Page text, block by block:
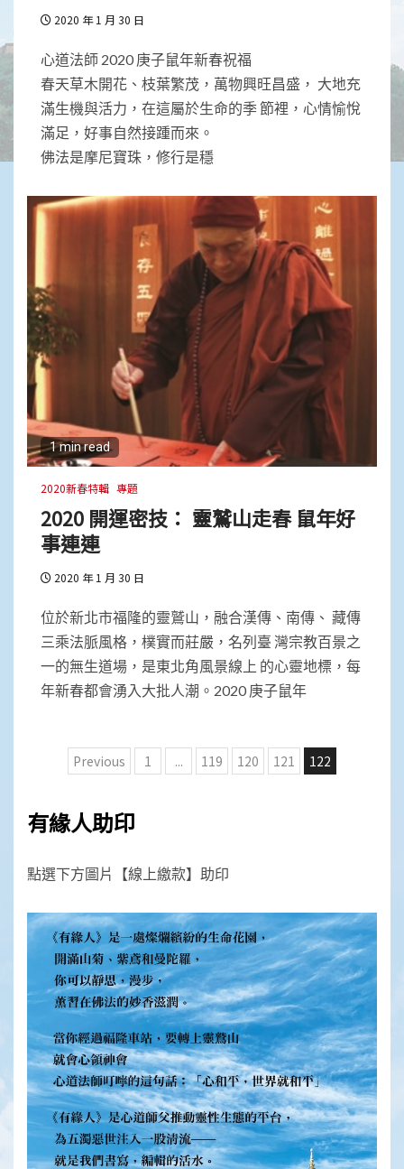
2020 年 1 月 30 日
心道法師 2020 庚子鼠年新春祝福
春天草木開花、枝葉繁茂，萬物興旺昌盛， 大地充
滿生機與活力，在這屬於生命的季 節裡，心情愉悅
滿足，好事自然接踵而來。
佛法是摩尼寶珠，修行是穩
1 min read
2020新春特輯 專題
2020 開運密技： 靈鷲山走春 鼠年好
事連連
2020 年 1 月 30 日
位於新北市福隆的靈鷲山，融合漢傳、南傳、 藏傳
三乘法脈風格，樸實而莊嚴，名列臺 灣宗教百景之
一的無生道場，是東北角風景線上 的心靈地標，每
年新春都會湧入大批人潮。2020 庚子鼠年
文
分
Previous 1 ... 119 120 121 122
有緣人助印
點選下方圖片【線上繳款】助印